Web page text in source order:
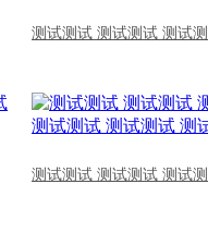
测试测试 测试测试 测试
测试测试 测试测试 测试